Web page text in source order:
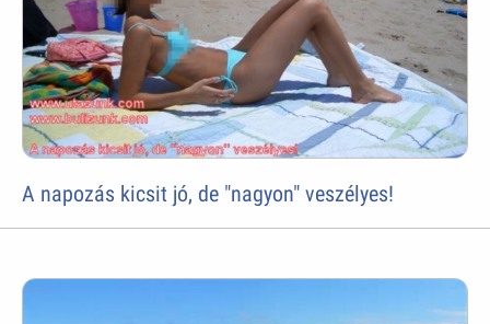
A napozás kicsit jó, de "nagyon" veszélyes!